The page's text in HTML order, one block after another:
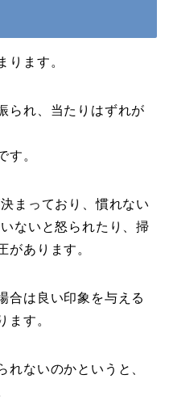
ります。
られ、当たりはずれが
す。
まっており、慣れない
ないと怒られたり、掃
があります。
合は良い印象を与える
ます。
れないのかというと、